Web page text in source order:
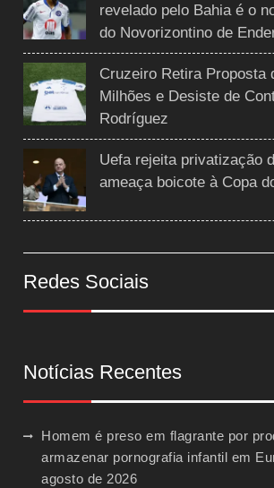
revelado pelo Bahia é o
do Novorizontino de
Cruzeiro Retira Proposta
Milhões e Desiste de
Rodríguez
Uefa rejeita privatização
ameaça boicote à Copa
Redes Sociais
Notícias Recentes
Homem é preso em flagrante por
armazenar pornografia infantil em
agosto de 2026